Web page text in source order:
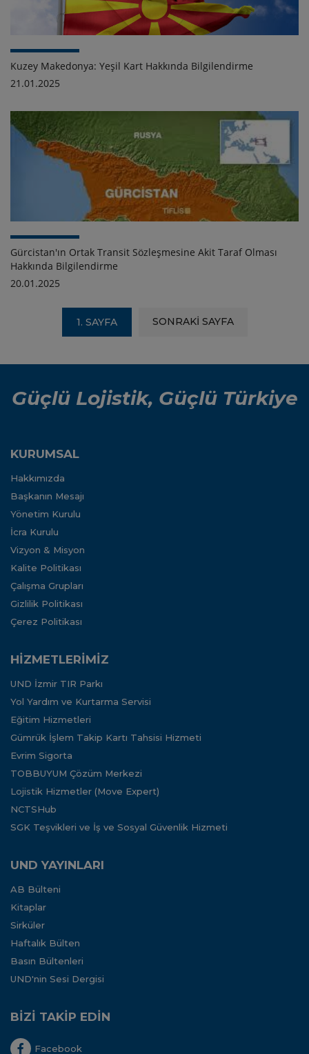
Kuzey Makedonya: Yeşil Kart Hakkında Bilgilendirme
21.01.2025
Gürcistan'ın Ortak Transit Sözleşmesine Akit Taraf Olması
Hakkında Bilgilendirme
20.01.2025
1. SAYFA SONRAKİ SAYFA
Güçlü Lojistik, Güçlü Türkiye
KURUMSAL
Hakkımızda
Başkanın Mesajı
Yönetim Kurulu
İcra Kurulu
Vizyon & Misyon
Kalite Politikası
Çalışma Grupları
Gizlilik Politikası
Çerez Politikası
HİZMETLERİMİZ
UND İzmir TIR Parkı
Yol Yardım ve Kurtarma Servisi
Eğitim Hizmetleri
Gümrük İşlem Takip Kartı Tahsisi Hizmeti
Evrim Sigorta
TOBBUYUM Çözüm Merkezi
Lojistik Hizmetler (Move Expert)
NCTSHub
SGK Teşvikleri ve İş ve Sosyal Güvenlik Hizmeti
UND YAYINLARI
AB Bülteni
Kitaplar
Sirküler
Haftalık Bülten
Basın Bültenleri
UND'nin Sesi Dergisi
BİZİ TAKİP EDİN
Facebook